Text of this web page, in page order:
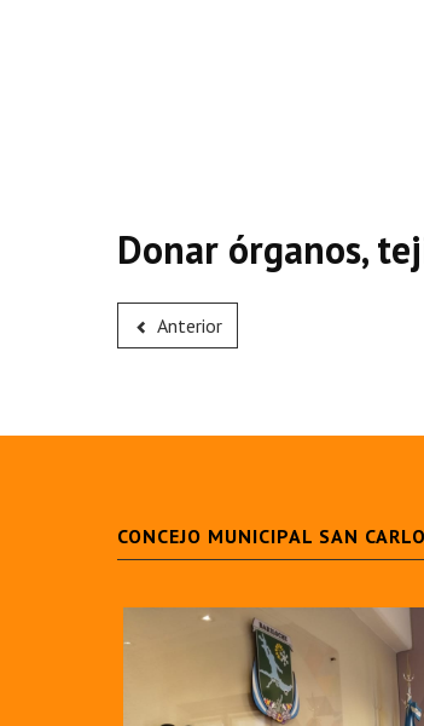
Donar órganos,
Anterior
CONCEJO MUNICIPAL SAN